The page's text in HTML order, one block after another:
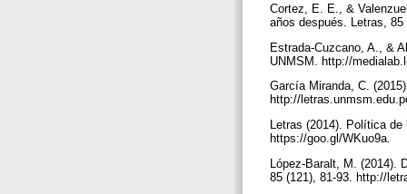
Cortez, E. E., &
años después. Letras,
Estrada-Cuzcano, A., &
UNMSM. http://
García Miranda, C.
http://
Letras (2014). Política
https://goo.gl/WKuo9a.
López-Baralt, M. (2014).
85 (121), 81-93. http://